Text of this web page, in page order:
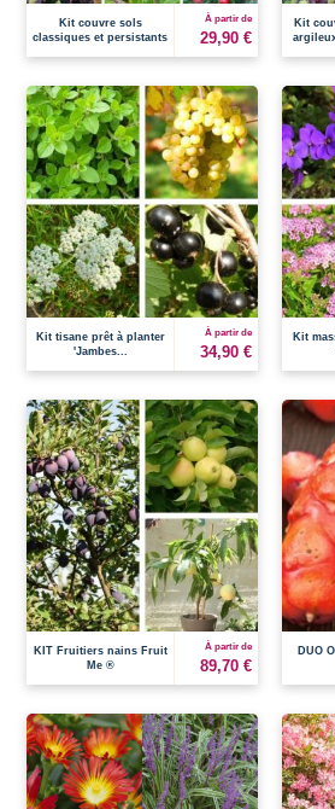
Kit couvre sols
classiques et persistants
À partir de
29,90 €
Kit
Kit tisane prêt à planter
'Jambes...
À partir de
34,90 €
Kit
KIT Fruitiers nains Fruit
Me ®
À partir de
89,70 €
DUO